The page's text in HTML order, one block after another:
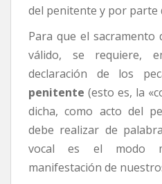
del penitente y por parte
Para que el sacramento
válido, se requiere,
declaración de los
penitente (esto es, la
dicha, como acto del
debe realizar de
vocal es el modo
manifestación de